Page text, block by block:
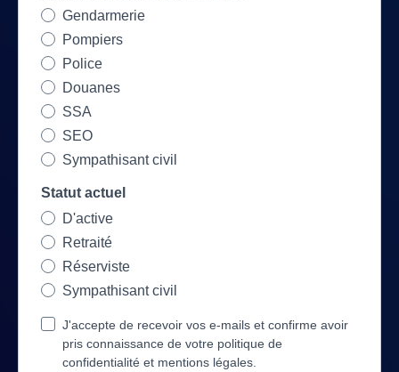
Gendarmerie
Pompiers
Police
Douanes
SSA
SEO
Sympathisant civil
Statut actuel
D'active
Retraité
Réserviste
Sympathisant civil
J'accepte de recevoir vos e-mails et confirme avoir
pris connaissance de votre politique de
confidentialité et mentions légales.